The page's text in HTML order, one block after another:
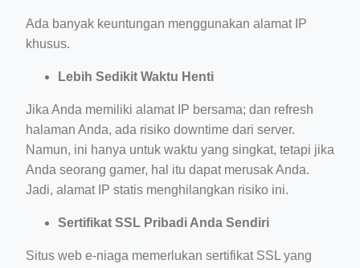
Ada banyak keuntungan menggunakan alamat IP
khusus.
Lebih Sedikit Waktu Henti
Jika Anda memiliki alamat IP bersama; dan refresh
halaman Anda, ada risiko downtime dari server.
Namun, ini hanya untuk waktu yang singkat, tetapi jika
Anda seorang gamer, hal itu dapat merusak Anda.
Jadi, alamat IP statis menghilangkan risiko ini.
Sertifikat SSL Pribadi Anda Sendiri
Situs web e-niaga memerlukan sertifikat SSL yang